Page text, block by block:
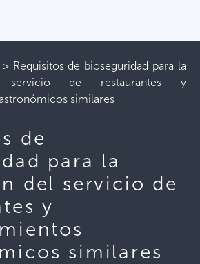
Requisitos de bioseguridad para la
servicio de restaurantes y
similares
de
para la
del servicio de
y
similares